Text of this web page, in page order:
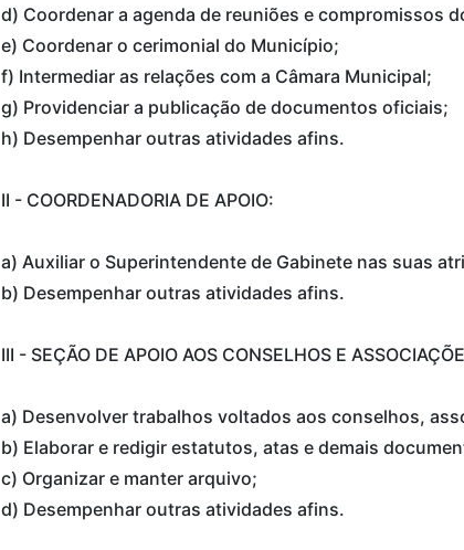
d) Coordenar a agenda de reuniões e compromissos
e) Coordenar o cerimonial do Município;
f) Intermediar as relações com a Câmara Municipal;
g) Providenciar a publicação de documentos oficiais;
h) Desempenhar outras atividades afins.
II - COORDENADORIA DE APOIO:
a) Auxiliar o Superintendente de Gabinete nas suas
b) Desempenhar outras atividades afins.
III - SEÇÃO DE APOIO AOS CONSELHOS E
a) Desenvolver trabalhos voltados aos conselhos,
b) Elaborar e redigir estatutos, atas e demais
c) Organizar e manter arquivo;
d) Desempenhar outras atividades afins.